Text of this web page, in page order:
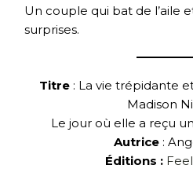
Un couple qui bat de l’aile
surprises.
Titre: La vie trépidante
Madison
Le jour où elle a reçu
Autrice :
Éditions :